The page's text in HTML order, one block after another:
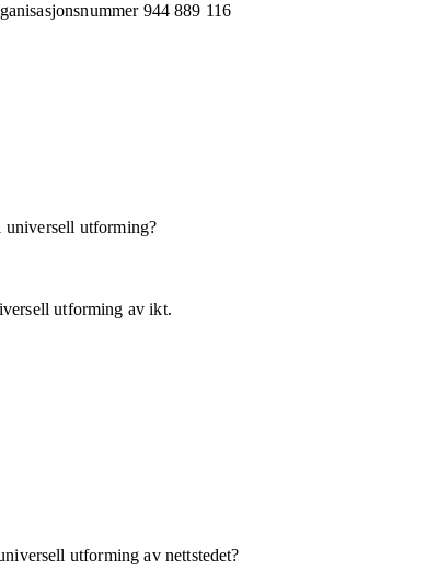
944 889 116
universell utforming?
utforming av ikt.
utforming av nettstedet?